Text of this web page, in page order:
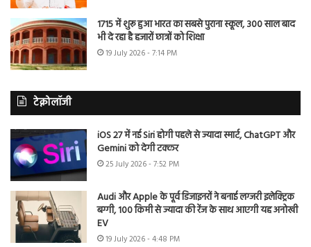
1715 में शुरू हुआ भारत का सबसे पुराना स्कूल, 300 साल बाद
भी दे रहा है हजारों छात्रों को शिक्षा
19 July 2026 - 7:14 PM
टेक्नोलॉजी
iOS 27 में नई Siri होगी पहले से ज्यादा स्मार्ट, ChatGPT और
Gemini को देगी टक्कर
25 July 2026 - 7:52 PM
Audi और Apple के पूर्व डिजाइनरों ने बनाई लग्जरी इलेक्ट्रिक
बग्गी, 100 किमी से ज्यादा की रेंज के साथ आएगी यह अनोखी
EV
19 July 2026 - 4:48 PM